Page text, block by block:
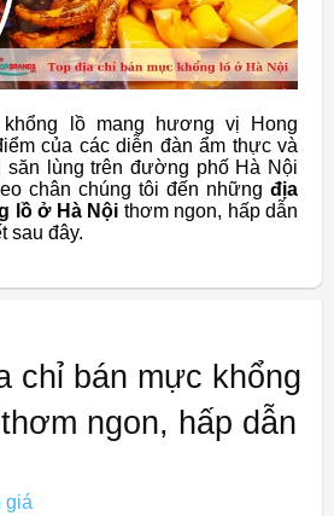
lồ mang hương vị Hong
của các diễn đàn ẩm thực và
lùng trên đường phố Hà Nội
chân chúng tôi đến những địa
lồ ở Hà Nội thơm ngon, hấp dẫn
sau đây.
chỉ bán mực khổng
ngon, hấp dẫn
giá